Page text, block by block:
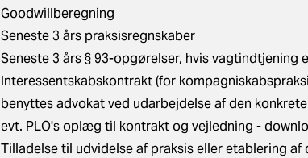
Goodwillberegning
Seneste 3 års praksisregnskaber
Seneste 3 års § 93-opgørelser, hvis vagtindtjening
Interessentskabskontrakt (for
benyttes advokat ved udarbejdelse af den
evt. PLO's oplæg til kontrakt og vejledning -
Tilladelse til udvidelse af praksis eller etablering af